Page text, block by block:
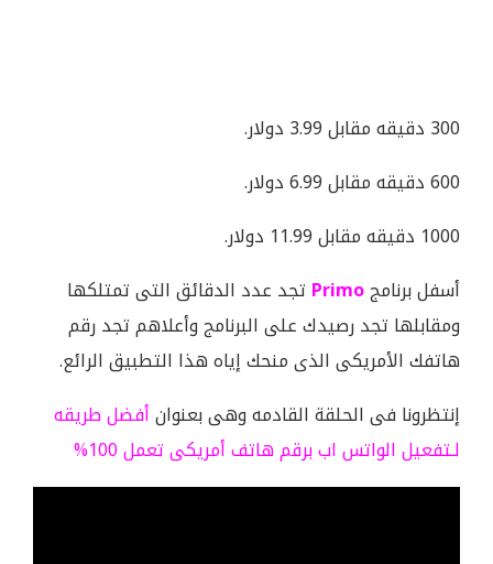
300 دقيقه مقابل 3.99 دولار.
600 دقيقه مقابل 6.99 دولار.
1000 دقيقه مقابل 11.99 دولار.
أسفل برنامجPrimo تجد عدد الدقائق التى تمتلكها
ومقابلها تجد رصيدك على البرنامج وأعلاهم تجد رقم
هاتفك الأمريكى الذى منحك إياه هذا التطبيق الرائع.
إنتظرونا فى الحلقة القادمه وهى بعنوانأفضل طريقه
لـتفعيل الواتس اب برقم هاتف أمريكى تعمل 100%